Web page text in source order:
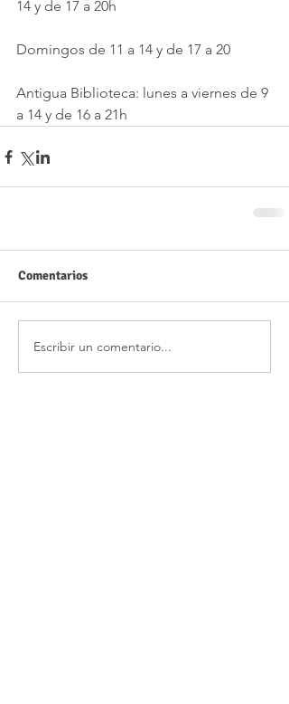
14 y de 17 a 20h
Domingos de 11 a 14 y de 17 a 20
Antigua Biblioteca: lunes a viernes de 9
a 14 y de 16 a 21h
Comentarios
Escribir un comentario...